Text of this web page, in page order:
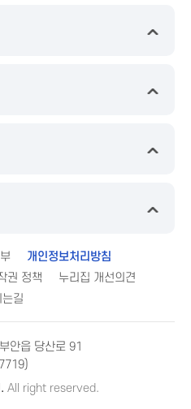
개인정보처리방침
권 정책
누리집 개선의견
길
안읍 당산로 91
All right reserved.